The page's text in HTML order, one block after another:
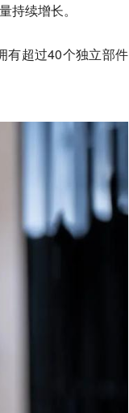
持续增长。
有超过40个独立部件